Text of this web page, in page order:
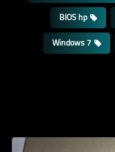
BIOS hp
Windows 7